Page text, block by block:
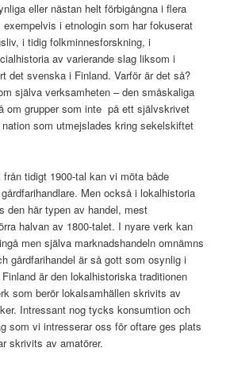
eller nästan helt förbigångna i flera
exempelvis i etnologin som har fokuserat
i tidig folkminnesforskning, i
av varierande slag liksom i
det svenska i Finland. Varför är det så?
själva verksamheten – den småskaliga
om grupper som inte på ett självskrivet
som utmejslades kring sekelskiftet
tidigt 1900-tal kan vi möta både
Men också i lokalhistoria
den här typen av handel, mest
halvan av 1800-talet. I nyare verk kan
men själva marknadshandeln omnämns
gårdfarihandel är så gott som osynlig i
är den lokalhistoriska traditionen
som berör lokalsamhällen skrivits av
Intressant nog tycks konsumtion och
som vi intresserar oss för oftare ges plats
skrivits av amatörer.